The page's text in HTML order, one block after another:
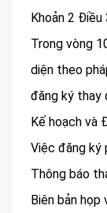
Khoản 2
Trong vòng
diện theo
đăng ký thay
Kế hoạch và
Việc đăng ký
Thông báo
Biên bản